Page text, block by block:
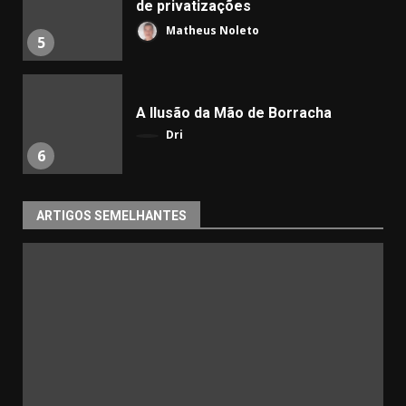
5
de privatizações
Matheus Noleto
6
A Ilusão da Mão de Borracha
Dri
ARTIGOS SEMELHANTES